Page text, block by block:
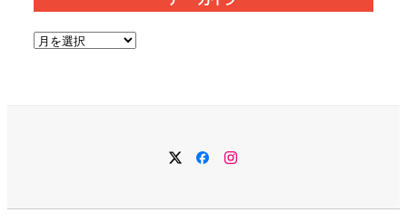
ア